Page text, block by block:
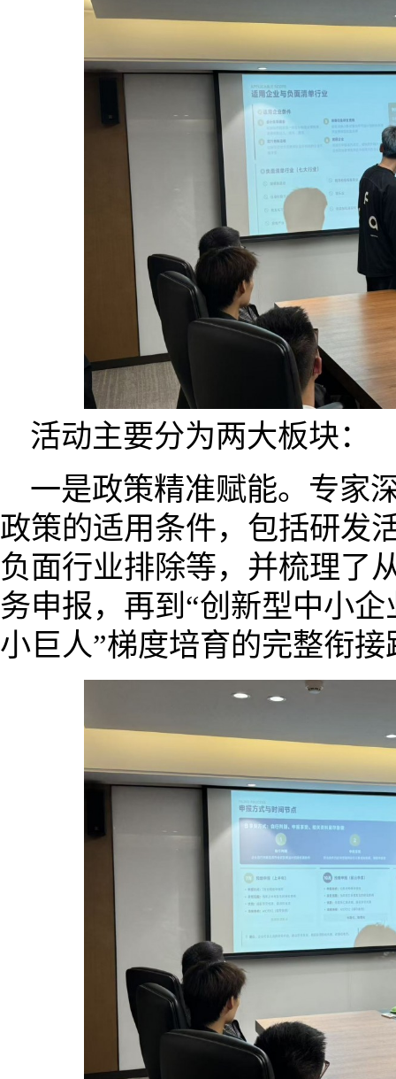
活动主要分为两大板块：
一是政策精准赋能。专家
政策的适用条件，包括研发
负面行业排除等，并梳理了
务申报，再到“创新型中小
小巨人”梯度培育的完整衔接